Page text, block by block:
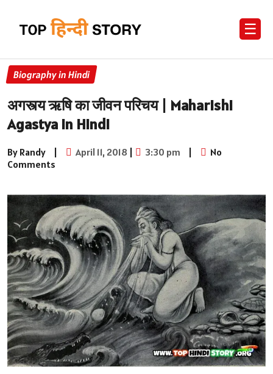
☰
Biography in Hindi
अगस्त्य ऋषि का जीवन परिचय | Maharishi
Agastya in Hindi
By Randy | April 11, 2018 | 3:30 pm |
No
Comments